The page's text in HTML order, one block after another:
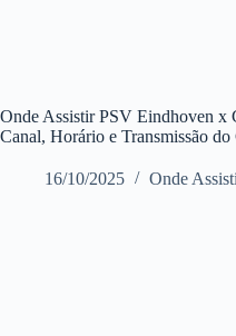
Onde Assistir PSV Eindhoven x
Canal, Horário e Transmissão
16/10/2025 Onde